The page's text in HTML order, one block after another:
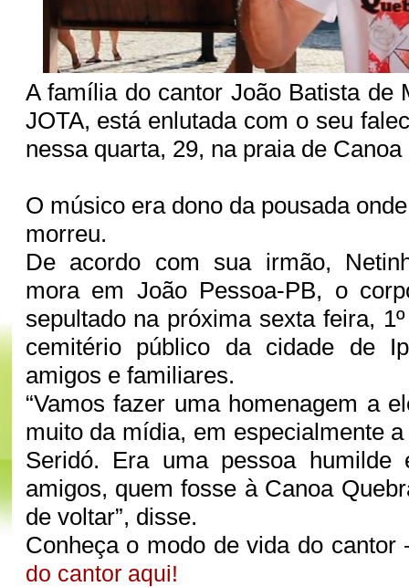
A família do cantor João Batista de
JOTA, está enlutada com o seu
nessa quarta, 29, na praia de
O músico era dono da pousada
morreu.
De acordo com sua irmão,
mora em João Pessoa-PB, o
sepultado na próxima sexta feira,
cemitério público da cidade de
amigos e familiares.
“Vamos fazer uma homenagem a
muito da mídia, em especialmente
Seridó. Era uma pessoa humilde
amigos, quem fosse à Canoa
de voltar”, disse.
Conheça o modo de vida do
do cantor aqui!